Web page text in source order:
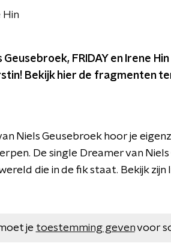
Hin
FRIDAY en Irene
Bekijk hier de fragmenten
Niels Geusebroek hoor je
De single Dreamer van
die in de fik staat. Bekijk
je toestemming gevenvoor